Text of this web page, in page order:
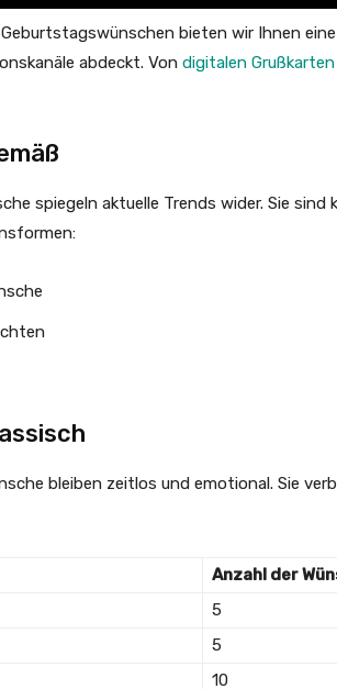
bieten wir Ihnen
abdeckt. Von digitalen Grußkarten
spiegeln aktuelle Trends wider. Sie
bleiben zeitlos und emotional. Sie
Anzahl der
5
5
10